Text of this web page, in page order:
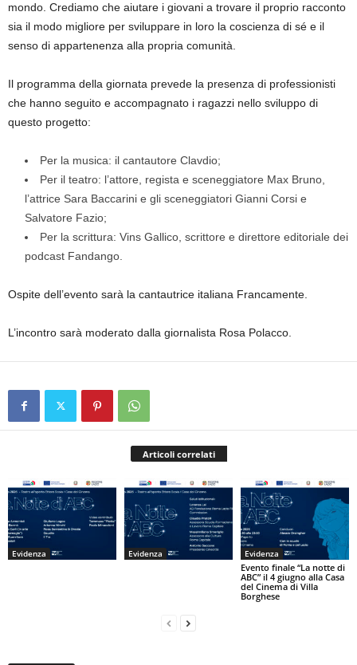
mondo. Crediamo che aiutare i giovani a trovare il proprio racconto
sia il modo migliore per sviluppare in loro la coscienza di sé e il
senso di appartenenza alla propria comunità.
Il programma della giornata prevede la presenza di professionisti
che hanno seguito e accompagnato i ragazzi nello sviluppo di
questo progetto:
Per la musica: il cantautore Clavdio;
Per il teatro: l’attore, regista e sceneggiatore Max Bruno,
l’attrice Sara Baccarini e gli sceneggiatori Gianni Corsi e
Salvatore Fazio;
Per la scrittura: Vins Gallico, scrittore e direttore editoriale dei
podcast Fandango.
Ospite dell’evento sarà la cantautrice italiana Francamente.
L’incontro sarà moderato dalla giornalista Rosa Polacco.
Articoli correlati
Evidenza Evidenza Evidenza
Evento finale “La notte di
ABC” il 4 giugno alla Casa
del Cinema di Villa
Borghese